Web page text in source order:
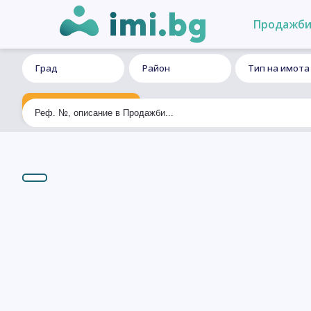
Продажби
Град Район Тип на имота
Ексклузивно търсене